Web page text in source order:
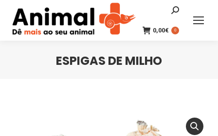
Search:
0,00€ 0
ESPIGAS DE MILHO